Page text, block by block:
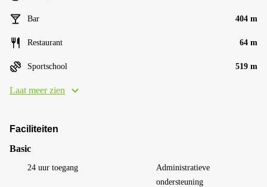
Bar 404 m
Restaurant 64 m
Sportschool 519 m
Laat meer zien
Faciliteiten
Basic
24 uur toegang
Administratieve
ondersteuning